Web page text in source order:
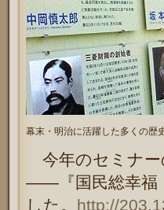
幕末・明治に活躍した多くの歴
今年のセミナー
――『国民総幸福
した。 http://